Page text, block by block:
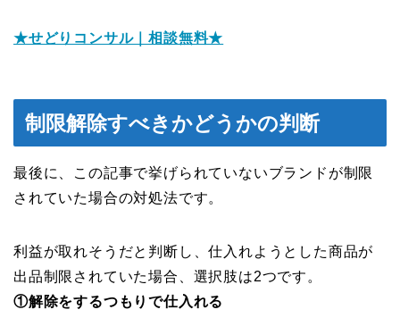
★せどりコンサル｜相談無料★
制限解除すべきかどうかの判断
最後に、この記事で挙げられていないブランドが制限
されていた場合の対処法です。
利益が取れそうだと判断し、仕入れようとした商品が
出品制限されていた場合、選択肢は2つです。
①解除をするつもりで仕入れる